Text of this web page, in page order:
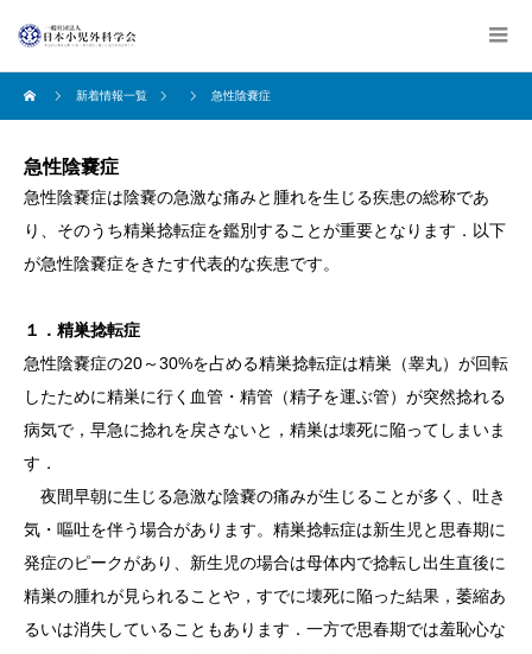
新着情報一覧 急性陰嚢症
急性陰嚢症
急性陰嚢症は陰嚢の急激な痛みと腫れを生じる疾患の総称であ
り、そのうち精巣捻転症を鑑別することが重要となります．以下
が急性陰嚢症をきたす代表的な疾患です。
１．精巣捻転症
急性陰嚢症の20～30%を占める精巣捻転症は精巣（睾丸）が回転
したために精巣に行く血管・精管（精子を運ぶ管）が突然捻れる
病気で，早急に捻れを戻さないと，精巣は壊死に陥ってしまいま
す．
夜間早朝に生じる急激な陰嚢の痛みが生じることが多く、吐き
気・嘔吐を伴う場合があります。精巣捻転症は新生児と思春期に
発症のピークがあり、新生児の場合は母体内で捻転し出生直後に
精巣の腫れが見られることや，すでに壊死に陥った結果，萎縮あ
るいは消失していることもあります．一方で思春期では羞恥心な